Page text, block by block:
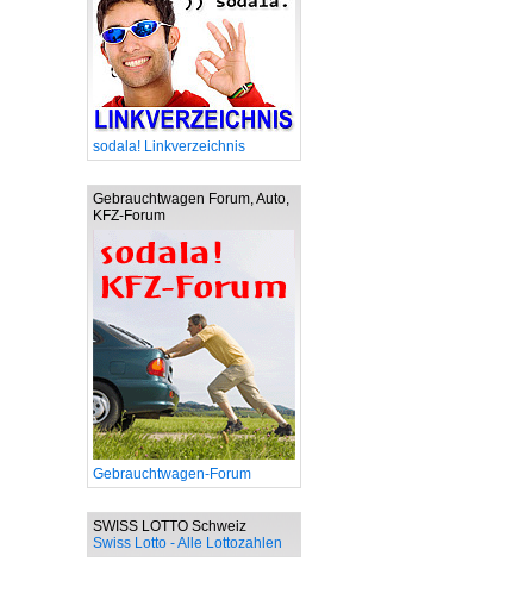
sodala! Linkverzeichnis
Gebrauchtwagen Forum, Auto,
KFZ-Forum
Gebrauchtwagen-Forum
SWISS LOTTO Schweiz
Swiss Lotto - Alle Lottozahlen